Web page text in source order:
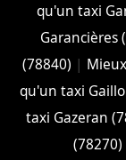
qu'un taxi
Garancières
(78840) |
qu'un taxi
taxi Gazeran
(78270)